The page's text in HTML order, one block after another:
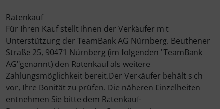
Ratenkauf
Für Ihren Kauf stellt Ihnen der Verkäufer mit
Unterstützung der TeamBank AG Nürnberg, Beuthener
Straße 25, 90471 Nürnberg (im folgenden "TeamBank
AG"genannt) den Ratenkauf als weitere
Zahlungsmöglichkeit bereit.Der Verkäufer behält sich
vor, Ihre Bonität zu prüfen. Die näheren Einzelheiten
entnehmen Sie bitte dem Ratenkauf-